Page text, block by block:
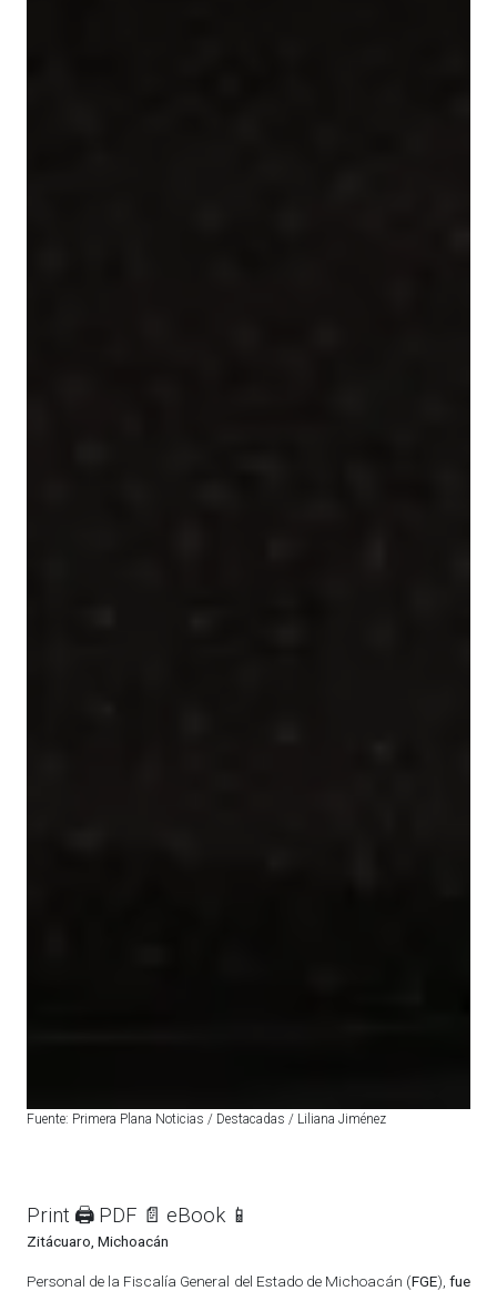
Fuente: Primera Plana Noticias / Destacadas / Liliana Jiménez
Print 🖨 PDF 📄 eBook 📱
Zitácuaro, Michoacán
Personal de la Fiscalía General del Estado de Michoacán (FGE), fue